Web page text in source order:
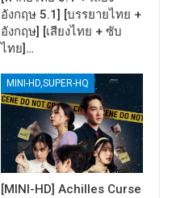
อังกฤษ 5.1] [บรรยายไทย +
อังกฤษ] [เสียงไทย + ซับ
ไทย]…
MINI-HD,SUPER-HQ
[MINI-HD] Achilles Curse